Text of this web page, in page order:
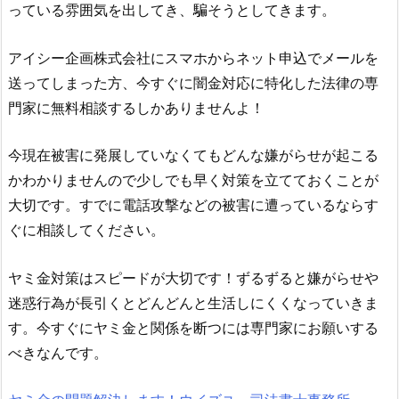
っている雰囲気を出してき、騙そうとしてきます。
アイシー企画株式会社にスマホからネット申込でメールを
送ってしまった方、今すぐに闇金対応に特化した法律の専
門家に無料相談するしかありませんよ！
今現在被害に発展していなくてもどんな嫌がらせが起こる
かわかりませんので少しでも早く対策を立てておくことが
大切です。すでに電話攻撃などの被害に遭っているならす
ぐに相談してください。
ヤミ金対策はスピードが大切です！ずるずると嫌がらせや
迷惑行為が長引くとどんどんと生活しにくくなっていきま
す。今すぐにヤミ金と関係を断つには専門家にお願いする
べきなんです。